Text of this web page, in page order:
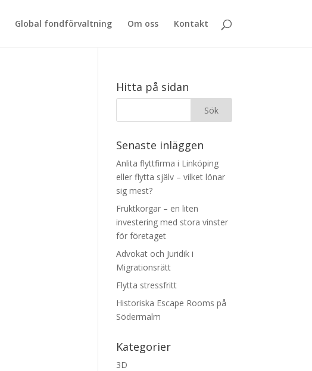
Global fondförvaltning Om oss Kontakt
Hitta på sidan
Senaste inläggen
Anlita flyttfirma i Linköping
eller flytta själv – vilket lönar
sig mest?
Fruktkorgar – en liten
investering med stora vinster
för företaget
Advokat och Juridik i
Migrationsrätt
Flytta stressfritt
Historiska Escape Rooms på
Södermalm
Kategorier
3D